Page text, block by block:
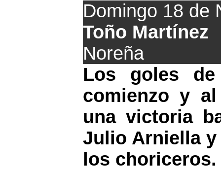
Domingo 18 de
Toño Martínez
Noreña
Los goles
comienzo y
una victoria
Julio Arniella y
los choriceros.